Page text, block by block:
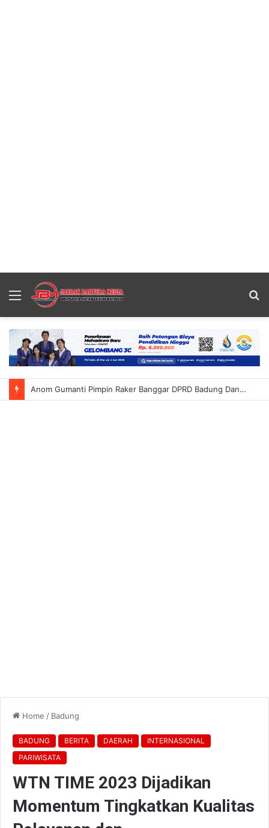
Menu
Anom Gumanti Pimpin Raker Banggar DPRD Badung Dan TAPD Bahas KUA-PPAS 2027 Tekankan Program Harus Berdampak Nyata Bagi Masyarakat
Home / Badung
BADUNG BERITA DAERAH
INTERNASIONAL
PARIWISATA
WTN TIME 2023 Dijadikan
Momentum Tingkatkan Kualitas